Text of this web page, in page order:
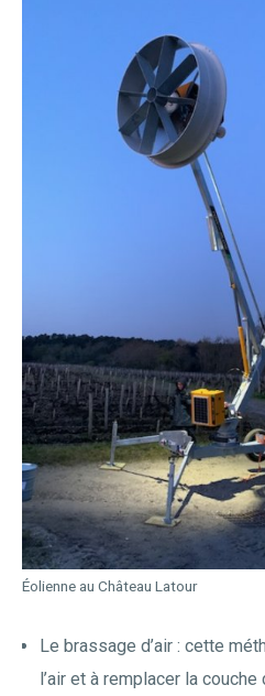
Le brassage d’air : cette
l’air et à remplacer la couche
Éolienne au Château Latour